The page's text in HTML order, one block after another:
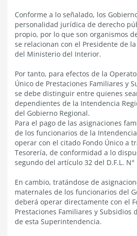
Conforme a lo señalado, los
personalidad jurídica de derecho
propio, por lo que son organismos
se relacionan con el Presidente de
del Ministerio del Interior.
Por tanto, para efectos de la
Único de Prestaciones Familiares y
se debe distinguir entre quienes
dependientes de la Intendencia
del Gobierno Regional.
Para el pago de las asignaciones
de los funcionarios de la
operar con el citado Fondo Único a
Tesorería, de conformidad a lo
segundo del artículo 32 del D.F.L. N°
En cambio, tratándose de
maternales de los funcionarios del
deberá operar directamente con el
Prestaciones Familiares y Subsidios
de esta Superintendencia.